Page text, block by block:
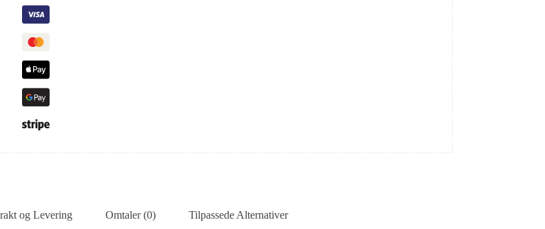
og Levering Omtaler (0) Tilpassede Alternativer